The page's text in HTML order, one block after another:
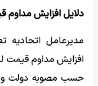
دلایل افزایش مداوم
مدیرعامل اتحادیه
افزایش مداوم قیمت
حسب مصوبه دولت و